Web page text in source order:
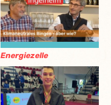
Energiezelle